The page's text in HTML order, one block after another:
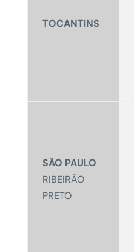
TOCANTINS
SÃO PAULO
RIBEIRÃO
PRETO